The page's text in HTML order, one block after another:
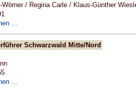
/ Regina Carle / Klaus-Günther
...
Schwarzwald Mitte/Nord
...